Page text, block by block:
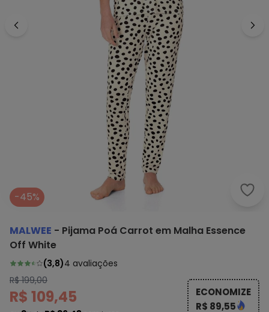
-45%
MALWEE - Pijama Poá Carrot em Malha Essence
Off White
(3,8)4 avaliações
R$ 199,00
R$ 109,45
ECONOMIZE
R$ 89,55